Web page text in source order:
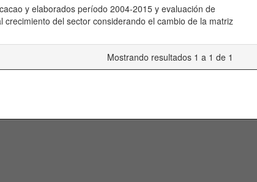
y elaborados período 2004-2015 y evaluación de
crecimiento del sector considerando el cambio de la matriz
Mostrando resultados 1 a 1 de 1